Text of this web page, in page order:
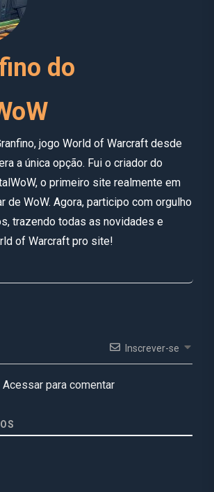
do
jogo World of Warcraft desde
a única opção. Fui o criador do
o primeiro site realmente em
de WoW. Agora, participo com orgulho
trazendo todas as novidades e
of Warcraft pro site!
Inscrever-se
Acessar para comentar